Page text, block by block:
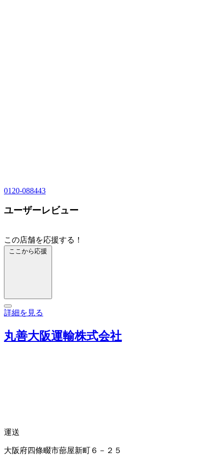
0120-088443
ユーザーレビュー
この店舗を応援する！
ここから応援
詳細を見る
丸善大阪運輸株式会社
運送
大阪府四條畷市蔀屋新町６－２５